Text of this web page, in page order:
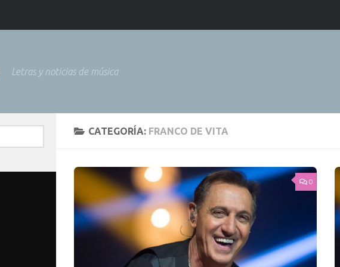
Letras y noticias de música
CATEGORÍA: FRANCO DE VITA
0